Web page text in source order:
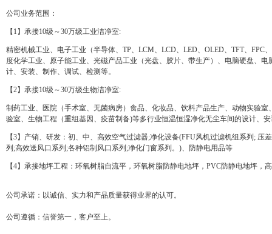
公司业务范围：
【1】承接10级～30万级工业洁净室:
精密机械工业、电子工业（半导体、TP、LCM、LCD、LED、OLED、TFT、FPC
度化学工业、原子能工业、光磁产品工业（光盘、胶片、带生产）、电脑硬盘、
计、安装、制作、调试、检测等。
【2】承接10级～30万级生物洁净室:
制药工业、医院（手术室、无菌病房）食品、化妆品、饮料产品生产、动物实验
验室、生物工程（重组基因、疫苗制备)等多行业恒温恒湿净化无尘车间的设计、
【3】产销、研发：初、中、高效空气过滤器;净化设备(FFU风机过滤机组系列; 压
列;高效送风口系列;各种铝制风口系列;净化门窗系列。)、防静电用品等
【4】承接地坪工程：环氧树脂自流平，环氧树脂防静电地坪，PVC防静电地坪，
公司承诺：以诚信、实力和产品质量获得业界的认可。
公司遵循：信誉第一，客户至上。